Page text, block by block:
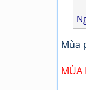
Mùa
MÙA